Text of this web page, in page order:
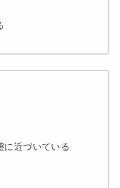
に近づいている